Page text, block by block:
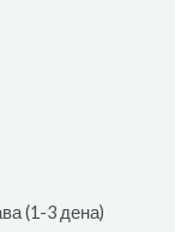
(1-3 дена)